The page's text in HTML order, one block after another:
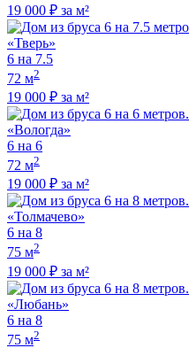
19 000 ₽ за м²
«Тверь»
6 на 7.5
72 м2
19 000 ₽ за м²
«Вологда»
6 на 6
72 м2
19 000 ₽ за м²
«Толмачево»
6 на 8
75 м2
19 000 ₽ за м²
«Любань»
6 на 8
75 м2